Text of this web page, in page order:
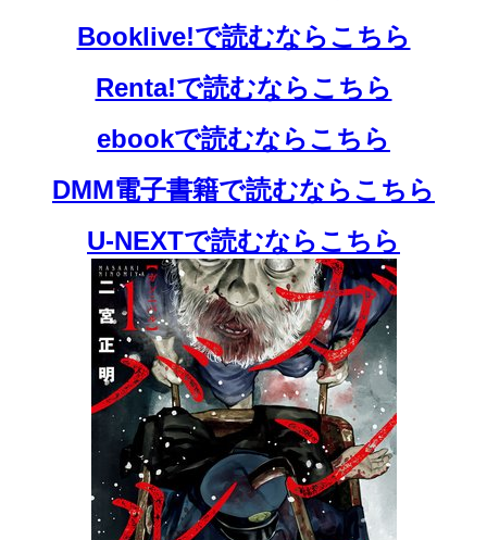
Booklive!で読むならこちら
Renta!で読むならこちら
ebookで読むならこちら
DMM電子書籍で読むならこちら
U-NEXTで読むならこちら